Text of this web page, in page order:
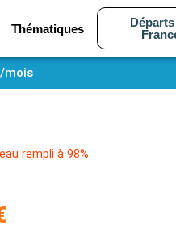
Thématiques
/mois
rempli à 98%